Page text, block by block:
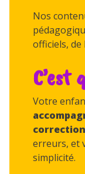
Nos
officiels, de
C’est
Votre
erreurs, et
simplicité.